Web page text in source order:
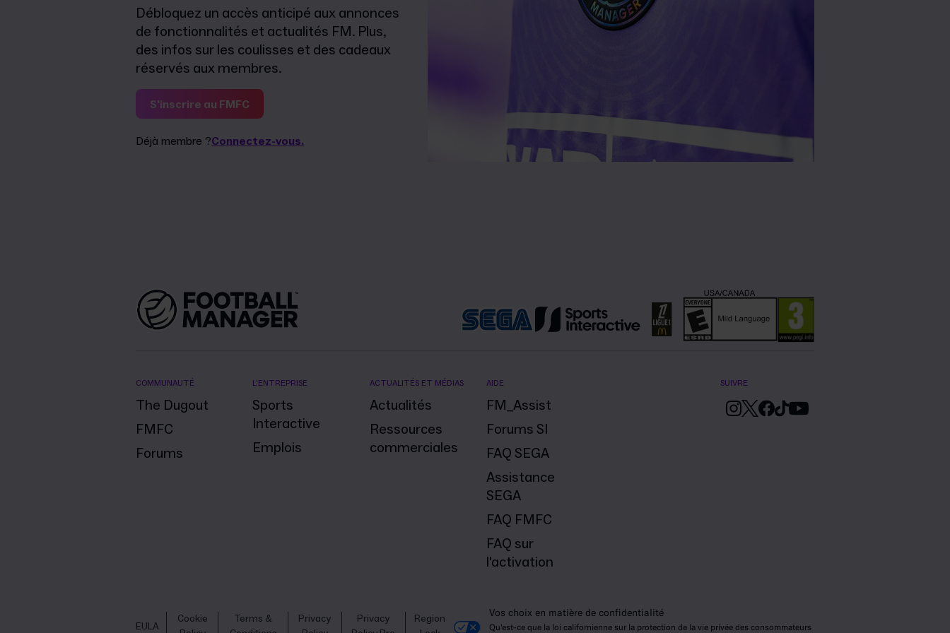
Débloquez un accès anticipé aux annonces
de fonctionnalités et actualités FM. Plus,
des infos sur les coulisses et des cadeaux
réservés aux membres.
S'inscrire au FMFC
Déjà membre ?Connectez-vous.
COMMUNAUTÉ
The Dugout
FMFC
Forums
L'ENTREPRISE
Sports
Interactive
Emplois
ACTUALITÉS ET MÉDIAS
Actualités
Ressources
commerciales
AIDE
FM_Assist
Forums SI
FAQ SEGA
Assistance
SEGA
FAQ FMFC
FAQ sur
l'activation
SUIVRE
EULA
Cookie
Terms &
Privacy
Privacy
Region
Vos choix en matière de confidentialité
Qu'est-ce que la loi californienne sur la protection de la vie privée des consommateurs